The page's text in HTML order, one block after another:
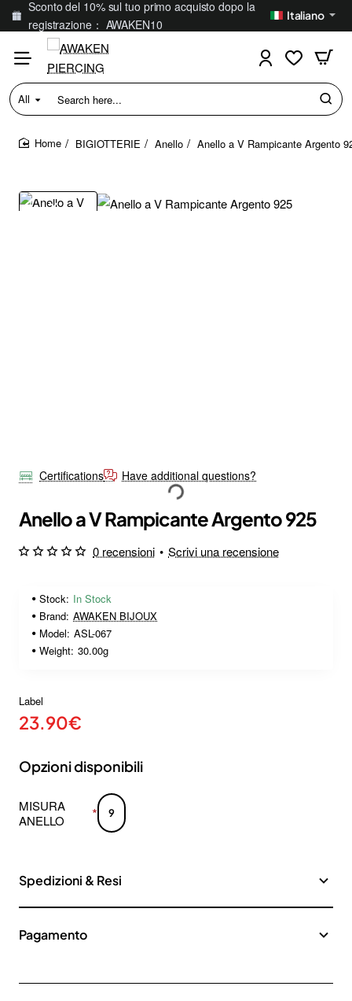
Sconto del 10% sul tuo primo acquisto dopo la
registrazione： AWAKEN10
Italiano
All
Search
here...
BIGIOTTERIE Anello Anello a V Rampicante Argento
Certifications Have additional questions?
Anello a V Rampicante Argento 925
Stock: In Stock
Brand: AWAKEN BIJOUX
Model: ASL-067
Weight: 30.00g
0 recensioni • Scrivi una recensione
Label
23.90€
Opzioni disponibili
MISURA
ANELLO
9
Spedizioni & Resi
Pagamento